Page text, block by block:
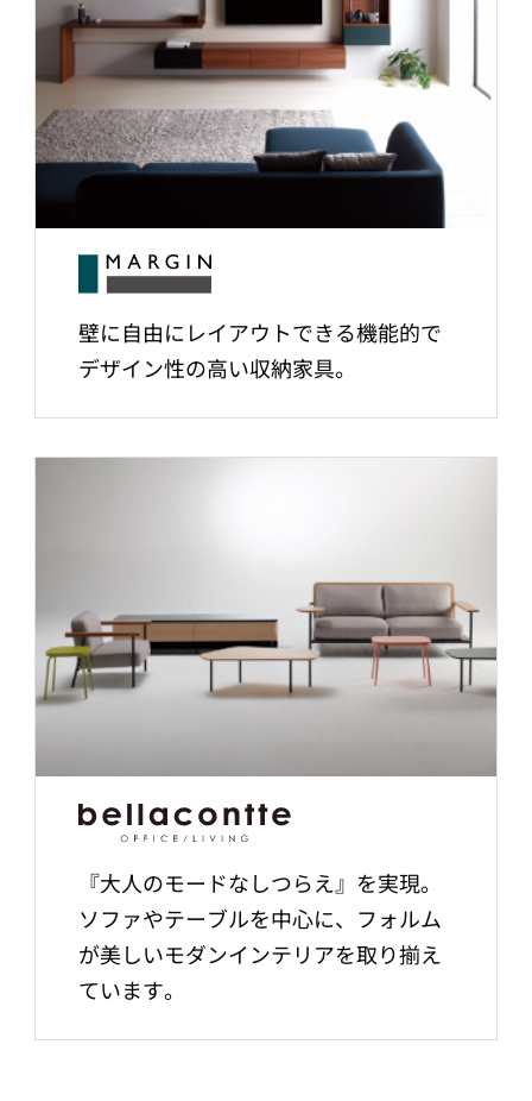
壁に自由にレイアウトできる機能的で
デザイン性の高い収納家具。
『大人のモードなしつらえ』を実現。
ソファやテーブルを中心に、フォルム
が美しいモダンインテリアを取り揃え
ています。